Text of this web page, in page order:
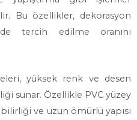
Bu özellikler, dekorasyon
tercih edilme oranını
yüksek renk ve desen
sunar. Özellikle PVC yüzey
ve uzun ömürlü yapısı